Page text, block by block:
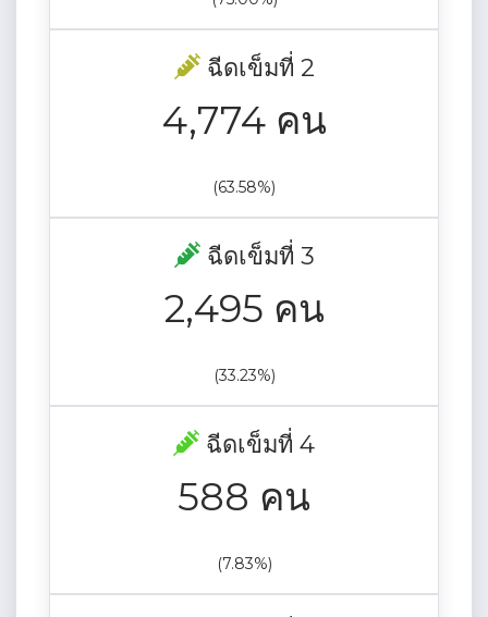
ฉีดเข็มที่ 2
4,774 คน
(63.58%)
ฉีดเข็มที่ 3
2,495 คน
(33.23%)
ฉีดเข็มที่ 4
588 คน
(7.83%)